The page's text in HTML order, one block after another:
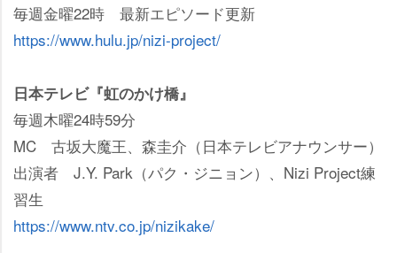
毎週金曜22時 最新エピソード更新
https://www.hulu.jp/nizi-project/
日本テレビ『虹のかけ橋』
毎週木曜24時59分
MC 古坂大魔王、森圭介（日本テレビアナウンサー）
出演者 J.Y. Park（パク・ジニョン）、Nizi Project練
習生
https://www.ntv.co.jp/nizikake/